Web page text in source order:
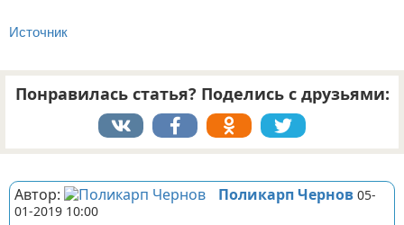
Источник
Понравилась статья? Поделись с друзьями:
Автор: Поликарп Чернов 05-
01-2019 10:00